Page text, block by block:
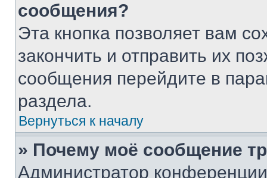
сообщения?
Эта кнопка позволяет вам
закончить и отправить их
сообщения перейдите в
раздела.
Вернуться к началу
» Почему моё сообщение
Администратор